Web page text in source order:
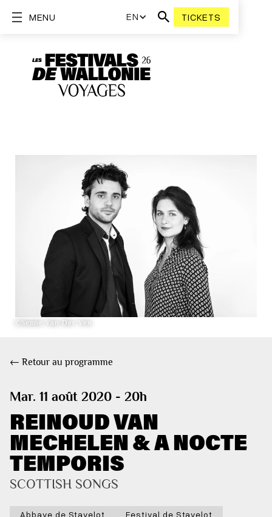
EN TICKETS
MENU
©Senne Van Der Ven
← Retour au programme
Mar. 11 août 2020 - 20h
REINOUD VAN
MECHELEN & A NOCTE
TEMPORIS
SCOTTISH SONGS
Abbaye de Stavelot Festival de Stavelot